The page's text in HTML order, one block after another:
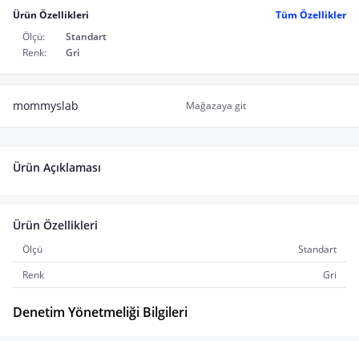
Ürün Özellikleri
Tüm Özellikler
Ölçü:
Standart
Renk:
Gri
mommyslab Mağazaya git
Ürün Açıklaması
Ürün Özellikleri
Ölçü
Standart
Renk
Gri
Denetim Yönetmeliği Bilgileri